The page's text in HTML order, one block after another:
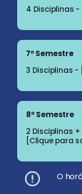
4 Disciplinas -
7º Semestre
3 Disciplinas -
8º Semestre
2 Disciplinas
[Clique para
O